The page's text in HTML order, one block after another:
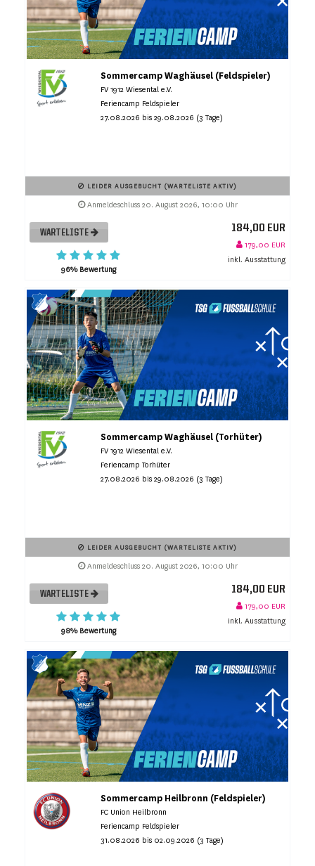
Sommercamp Waghäusel (Feldspieler)
FV 1912 Wiesental e.V.
Feriencamp Feldspieler
27.08.2026 bis 29.08.2026 (3 Tage)
LEIDER AUSGEBUCHT (WARTELISTE AKTIV)
Anmeldeschluss 20. August 2026, 10:00 Uhr
WARTELISTE
96% Bewertung
184,00 EUR
179,00 EUR
inkl. Ausstattung
Sommercamp Waghäusel (Torhüter)
FV 1912 Wiesental e.V.
Feriencamp Torhüter
27.08.2026 bis 29.08.2026 (3 Tage)
LEIDER AUSGEBUCHT (WARTELISTE AKTIV)
Anmeldeschluss 20. August 2026, 10:00 Uhr
WARTELISTE
98% Bewertung
184,00 EUR
179,00 EUR
inkl. Ausstattung
Sommercamp Heilbronn (Feldspieler)
FC Union Heilbronn
Feriencamp Feldspieler
31.08.2026 bis 02.09.2026 (3 Tage)